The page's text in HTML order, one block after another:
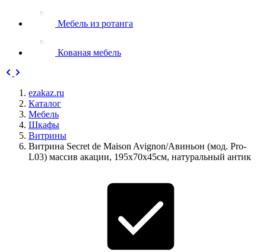
Мебель из ротанга
Кованая мебель
ezakaz.ru
Каталог
Мебель
Шкафы
Витрины
Витрина Secret de Maison Avignon/Авиньон (мод. Pro-
L03) массив акации, 195х70х45см, натуральный антик